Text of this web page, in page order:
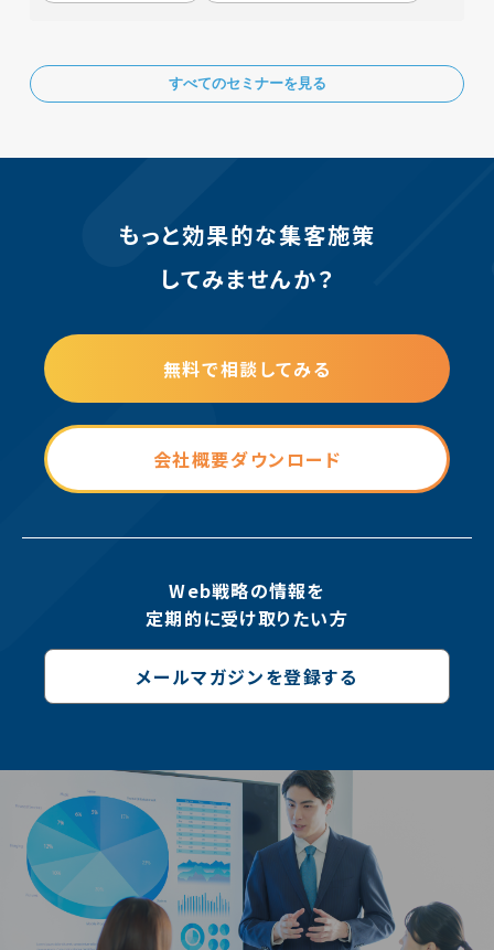
すべてのセミナーを見る
もっと効果的な集客施策
してみませんか？
無料で相談してみる
会社概要ダウンロード
Web戦略の情報を
定期的に受け取りたい方
メールマガジンを登録する